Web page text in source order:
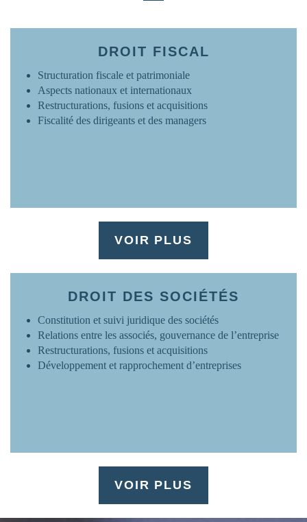
DROIT FISCAL
Structuration fiscale et patrimoniale
Aspects nationaux et internationaux
Restructurations, fusions et acquisitions
Fiscalité des dirigeants et des managers
VOIR PLUS
DROIT DES SOCIÉTÉS
Constitution et suivi juridique des sociétés
Relations entre les associés, gouvernance de l’entreprise
Restructurations, fusions et acquisitions
Développement et rapprochement d’entreprises
VOIR PLUS